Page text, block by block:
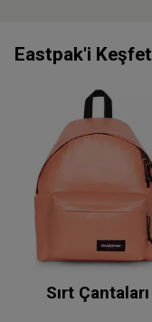
Eastpak'i Keşfet
Sırt Çantaları